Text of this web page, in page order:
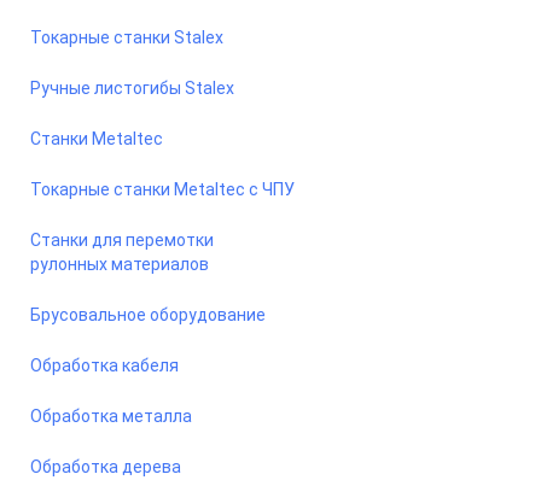
Токарные станки Stalex
Ручные листогибы Stalex
Станки Metaltec
Токарные станки Metaltec с ЧПУ
Станки для перемотки
рулонных материалов
Брусовальное оборудование
Обработка кабеля
Обработка металла
Обработка дерева